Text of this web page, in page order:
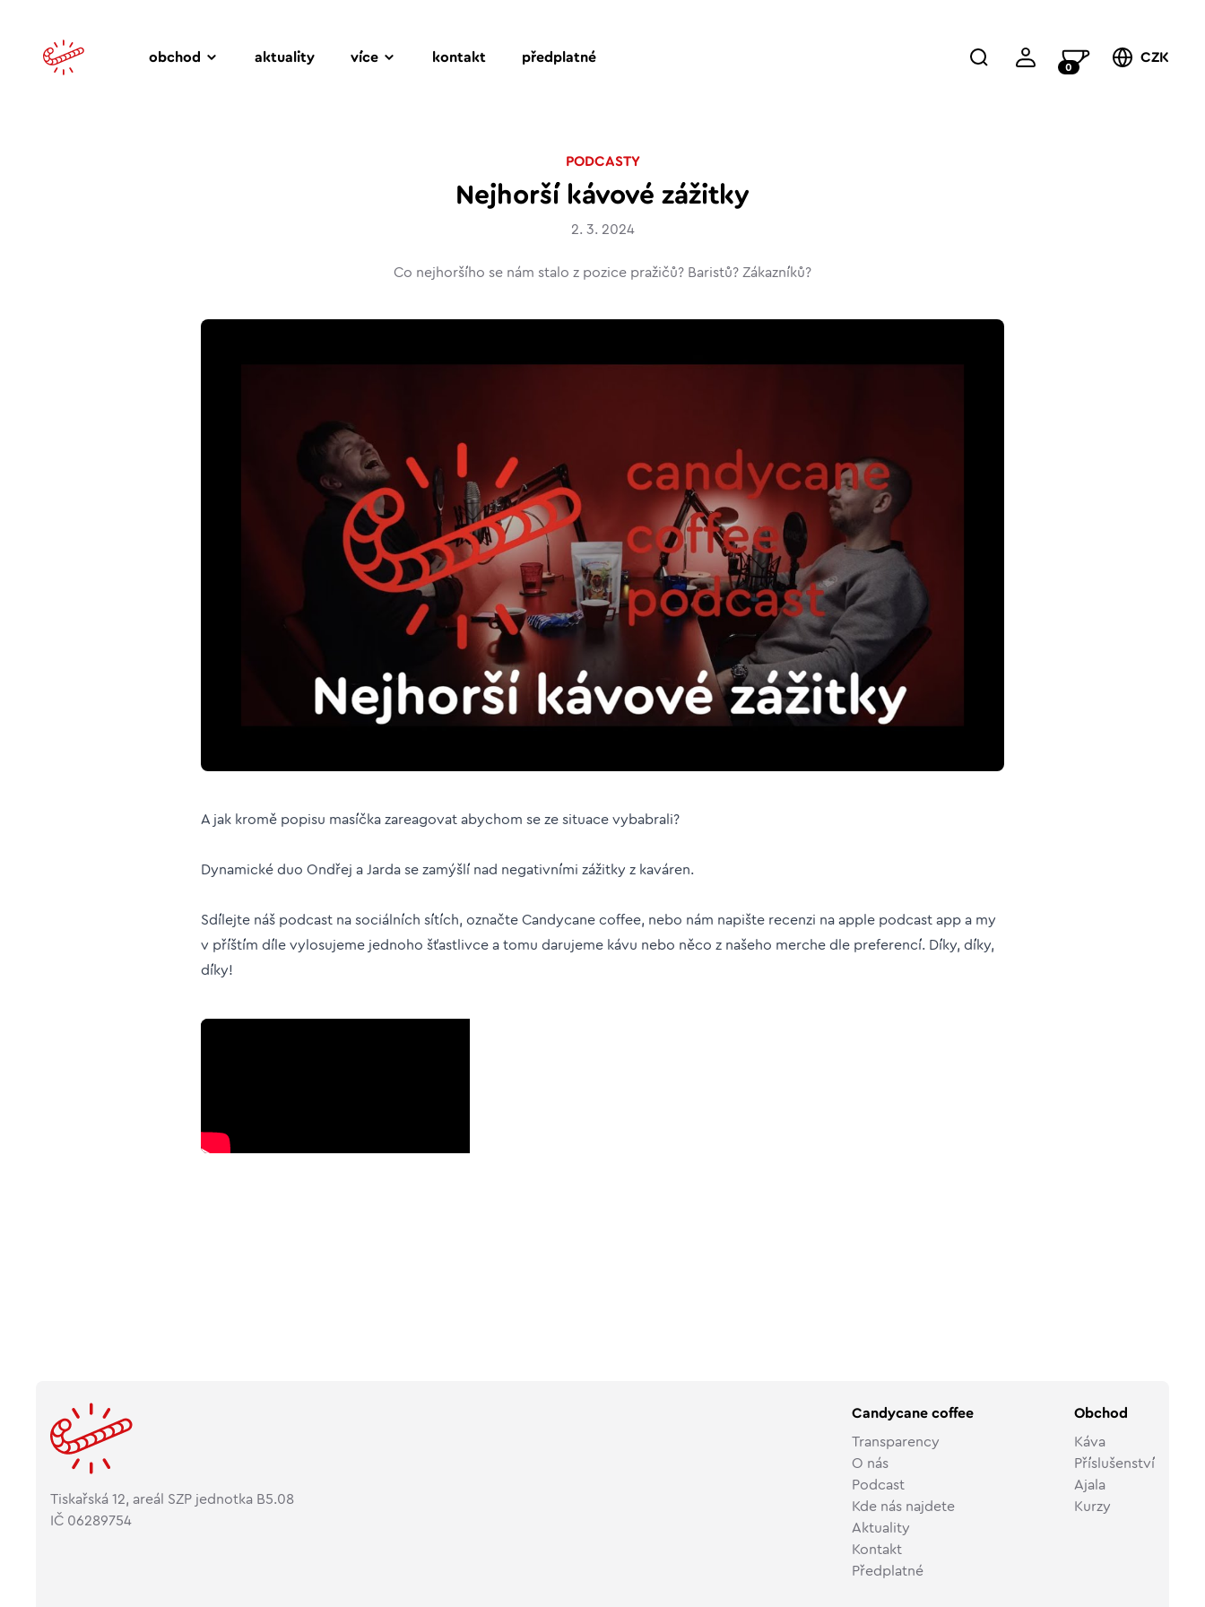
obchod aktuality více kontakt předplatné
0
CZK
PODCASTY
Nejhorší kávové zážitky
2. 3. 2024
Co nejhoršího se nám stalo z pozice pražičů? Baristů? Zákazníků?
A jak kromě popisu masíčka zareagovat abychom se ze situace vybabrali?
Dynamické duo Ondřej a Jarda se zamýšlí nad negativními zážitky z kaváren.
Sdílejte náš podcast na sociálních sítích, označte Candycane coffee, nebo nám napište recenzi na apple podcast app a my
v příštím díle vylosujeme jednoho šťastlivce a tomu darujeme kávu nebo něco z našeho merche dle preferencí. Díky, díky,
díky!
Tiskařská 12, areál SZP jednotka B5.08
IČ 06289754
Candycane coffee
Transparency
O nás
Podcast
Kde nás najdete
Aktuality
Kontakt
Předplatné
Obchod
Káva
Příslušenství
Ajala
Kurzy